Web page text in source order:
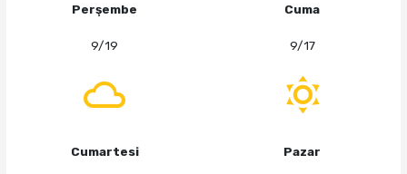
Perşembe
9/19
Cuma
9/17
Cumartesi Pazar